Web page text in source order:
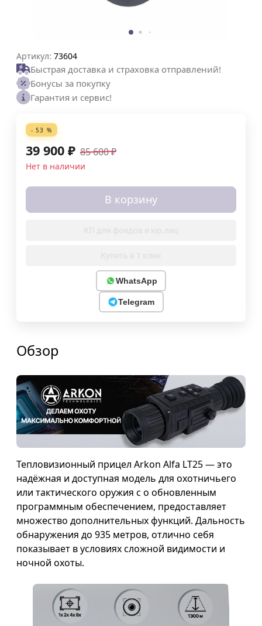
Артикул: 73604
Быстрая доставка и страховка отправлений!
Бонусы за покупку
Гарантия и сервис!
- 53 %
39 900 ₽ 85 600₽
Нет в наличии
В корзину
WhatsApp
Telegram
Обзор
Тепловизионный прицел Arkon Alfa LT25 — это
надёжная и доступная модель для охотничьего
или тактического оружия с о обновленным
программным обеспечением, предоставляет
множество дополнительных функций. Дальность
обнаружения до 935 метров, отлично себя
показывает в условиях сложной видимости и
ночной охоты.